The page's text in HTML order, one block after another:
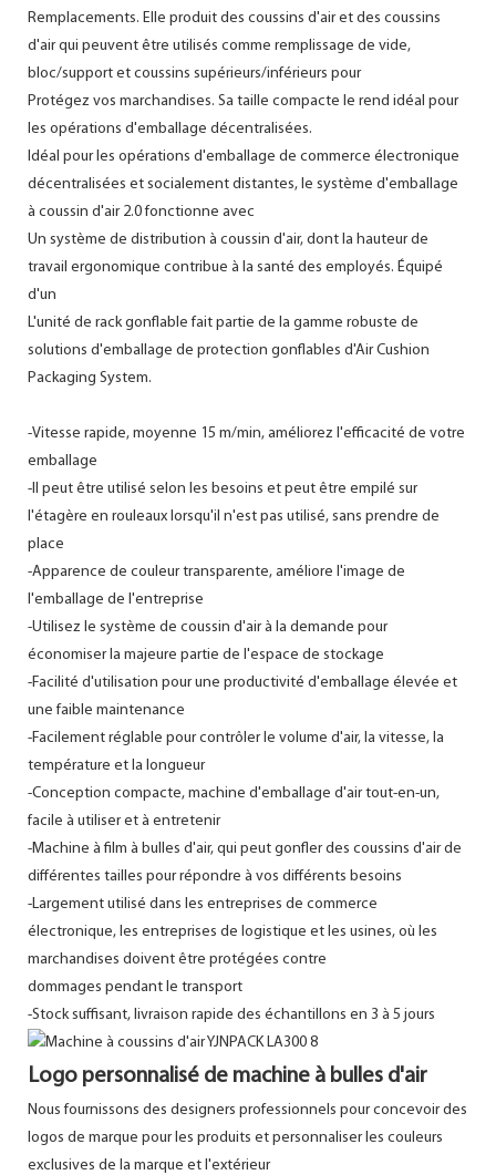
Remplacements. Elle produit des coussins d'air et des coussins
d'air qui peuvent être utilisés comme remplissage de vide,
bloc/support et coussins supérieurs/inférieurs pour
Protégez vos marchandises. Sa taille compacte le rend idéal pour
les opérations d'emballage décentralisées.
Idéal pour les opérations d'emballage de commerce électronique
décentralisées et socialement distantes, le système d'emballage
à coussin d'air 2.0 fonctionne avec
Un système de distribution à coussin d'air, dont la hauteur de
travail ergonomique contribue à la santé des employés. Équipé
d'un
L'unité de rack gonflable fait partie de la gamme robuste de
solutions d'emballage de protection gonflables d'Air Cushion
Packaging System.
-Vitesse rapide, moyenne 15 m/min, améliorez l'efficacité de votre
emballage
-Il peut être utilisé selon les besoins et peut être empilé sur
l'étagère en rouleaux lorsqu'il n'est pas utilisé, sans prendre de
place
-Apparence de couleur transparente, améliore l'image de
l'emballage de l'entreprise
-Utilisez le système de coussin d'air à la demande pour
économiser la majeure partie de l'espace de stockage
-Facilité d'utilisation pour une productivité d'emballage élevée et
une faible maintenance
-Facilement réglable pour contrôler le volume d'air, la vitesse, la
température et la longueur
-Conception compacte, machine d'emballage d'air tout-en-un,
facile à utiliser et à entretenir
-Machine à film à bulles d'air, qui peut gonfler des coussins d'air de
différentes tailles pour répondre à vos différents besoins
-Largement utilisé dans les entreprises de commerce
électronique, les entreprises de logistique et les usines, où les
marchandises doivent être protégées contre
dommages pendant le transport
-Stock suffisant, livraison rapide des échantillons en 3 à 5 jours
Logo personnalisé de machine à bulles d'air
Nous fournissons des designers professionnels pour concevoir des
logos de marque pour les produits et personnaliser les couleurs
exclusives de la marque et l'extérieur